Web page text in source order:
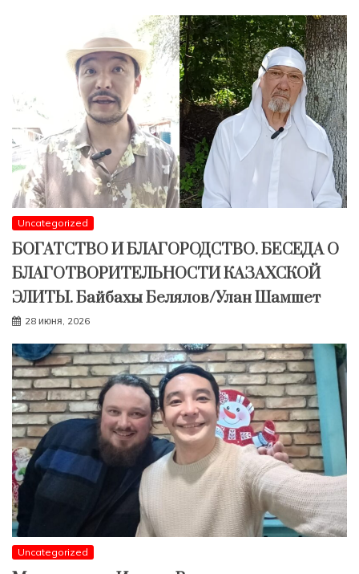
Uncategorized
БОГАТСТВО И БЛАГОРОДСТВО. БЕСЕДА О
БЛАГОТВОРИТЕЛЬНОСТИ КАЗАХСКОЙ
ЭЛИТЫ. Байбахы Белялов/Улан Шамшет
28 июня, 2026
Uncategorized